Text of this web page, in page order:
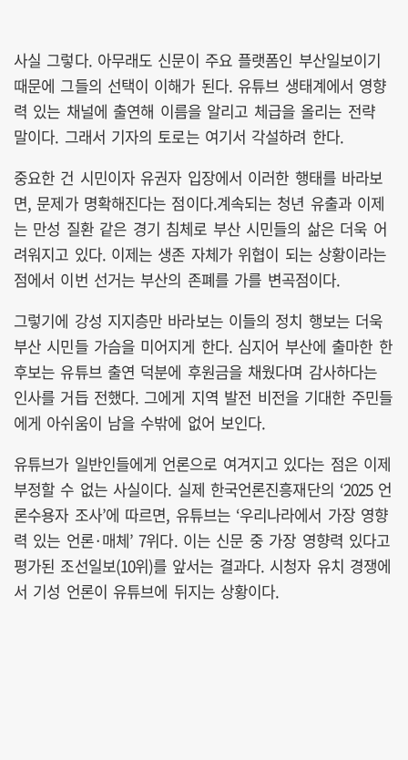
사실 그렇다. 아무래도 신문이 주요 플랫폼인 부산일보이기
때문에 그들의 선택이 이해가 된다. 유튜브 생태계에서 영향
력 있는 채널에 출연해 이름을 알리고 체급을 올리는 전략
말이다. 그래서 기자의 토로는 여기서 각설하려 한다.
중요한 건 시민이자 유권자 입장에서 이러한 행태를 바라보
면, 문제가 명확해진다는 점이다.계속되는 청년 유출과 이제
는 만성 질환 같은 경기 침체로 부산 시민들의 삶은 더욱 어
려워지고 있다. 이제는 생존 자체가 위협이 되는 상황이라는
점에서 이번 선거는 부산의 존폐를 가를 변곡점이다.
그렇기에 강성 지지층만 바라보는 이들의 정치 행보는 더욱
부산 시민들 가슴을 미어지게 한다. 심지어 부산에 출마한 한
후보는 유튜브 출연 덕분에 후원금을 채웠다며 감사하다는
인사를 거듭 전했다. 그에게 지역 발전 비전을 기대한 주민들
에게 아쉬움이 남을 수밖에 없어 보인다.
유튜브가 일반인들에게 언론으로 여겨지고 있다는 점은 이제
부정할 수 없는 사실이다. 실제 한국언론진흥재단의 ‘2025 언
론수용자 조사’에 따르면, 유튜브는 ‘우리나라에서 가장 영향
력 있는 언론·매체’ 7위다. 이는 신문 중 가장 영향력 있다고
평가된 조선일보(10위)를 앞서는 결과다. 시청자 유치 경쟁에
서 기성 언론이 유튜브에 뒤지는 상황이다.